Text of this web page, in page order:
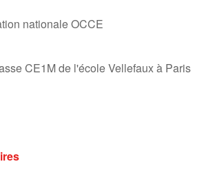
nationale OCCE
CE1M de l'école Vellefaux à Paris